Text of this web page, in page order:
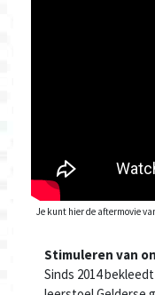
Je kunt hier de aftermovie
Stimuleren van
Sinds 2014